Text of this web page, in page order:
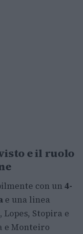
e il ruolo
con un 4-
e una linea
Stopira e
e Monteiro